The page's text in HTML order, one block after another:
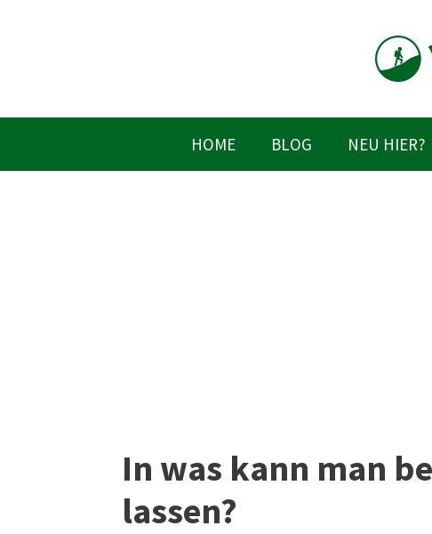
HOME BLOG NEU HIER?
In was kann man
lassen?